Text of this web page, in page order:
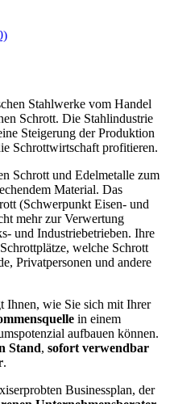
Stahlwerke vom Handel
Schrott. Die Stahlindustrie
Steigerung der Produktion
Schrottwirtschaft profitieren.
Schrott und Edelmetalle zum
Material. Das
(Schwerpunkt Eisen- und
mehr zur Verwertung
und Industriebetrieben. Ihre
welche Schrott
Privatpersonen und andere
Ihnen, wie Sie sich mit Ihrer
in einem
aufbauen können.
Stand, sofort verwendbar
.
Businessplan, der